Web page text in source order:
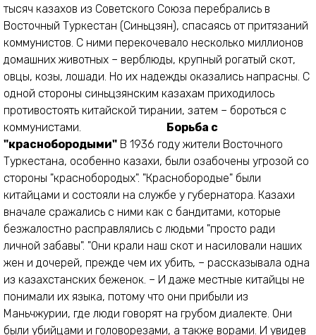
тысяч казахов из Советского Союза перебрались в
Восточный Туркестан (Синьцзян), спасаясь от притязаний
коммунистов. С ними перекочевало несколько миллионов
домашних животных – верблюды, крупный рогатый скот,
овцы, козы, лошади. Но их надежды оказались напрасны. С
одной стороны синьцзянским казахам приходилось
противостоять китайской тирании, затем – бороться с
коммунистами.
Борьба с
"краснобородыми" В 1936 году жители Восточного
Туркестана, особенно казахи, были озабочены угрозой со
стороны "краснобородых". "Краснобородые" были
китайцами и состояли на службе у губернатора. Казахи
вначале сражались с ними как с бандитами, которые
безжалостно расправлялись с людьми "просто ради
личной забавы". "Они крали наш скот и насиловали наших
жен и дочерей, прежде чем их убить, – рассказывала одна
из казахстанских беженок. – И даже местные китайцы не
понимали их языка, потому что они прибыли из
Маньчжурии, где люди говорят на грубом диалекте. Они
были убийцами и головорезами, а также ворами. И увидев